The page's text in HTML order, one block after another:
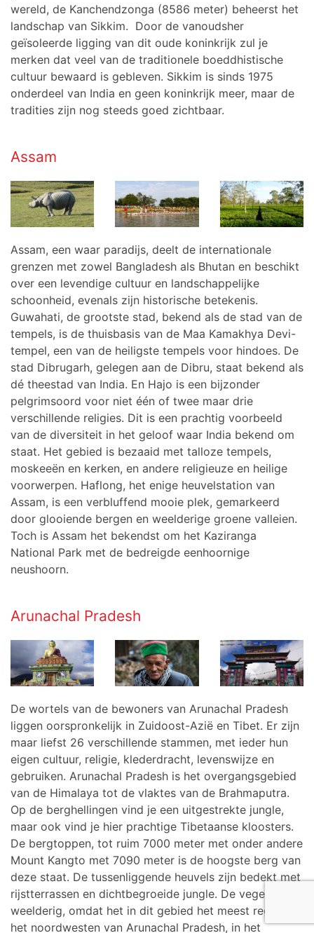
wereld, de Kanchendzonga (8586 meter) beheerst het
landschap van Sikkim. Door de vanoudsher
geïsoleerde ligging van dit oude koninkrijk zul je
merken dat veel van de traditionele boeddhistische
cultuur bewaard is gebleven. Sikkim is sinds 1975
onderdeel van India en geen koninkrijk meer, maar de
tradities zijn nog steeds goed zichtbaar.
Assam
Assam, een waar paradijs, deelt de internationale
grenzen met zowel Bangladesh als Bhutan en beschikt
over een levendige cultuur en landschappelijke
schoonheid, evenals zijn historische betekenis.
Guwahati, de grootste stad, bekend als de stad van de
tempels, is de thuisbasis van de Maa Kamakhya Devi-
tempel, een van de heiligste tempels voor hindoes. De
stad Dibrugarh, gelegen aan de Dibru, staat bekend als
dé theestad van India. En Hajo is een bijzonder
pelgrimsoord voor niet één of twee maar drie
verschillende religies. Dit is een prachtig voorbeeld
van de diversiteit in het geloof waar India bekend om
staat. Het gebied is bezaaid met talloze tempels,
moskeeën en kerken, en andere religieuze en heilige
voorwerpen. Haflong, het enige heuvelstation van
Assam, is een verbluffend mooie plek, gemarkeerd
door glooiende bergen en weelderige groene valleien.
Toch is Assam het bekendst om het Kaziranga
National Park met de bedreigde eenhoornige
neushoorn.
Arunachal Pradesh
De wortels van de bewoners van Arunachal Pradesh
liggen oorspronkelijk in Zuidoost-Azië en Tibet. Er zijn
maar liefst 26 verschillende stammen, met ieder hun
eigen cultuur, religie, klederdracht, levenswijze en
gebruiken. Arunachal Pradesh is het overgangsgebied
van de Himalaya tot de vlaktes van de Brahmaputra.
Op de berghellingen vind je een uitgestrekte jungle,
maar ook vind je hier prachtige Tibetaanse kloosters.
De bergtoppen, tot ruim 7000 meter met onder andere
Mount Kangto met 7090 meter is de hoogste berg van
deze staat. De tussenliggende heuvels zijn bedekt met
rijstterrassen en dichtbegroeide jungle. De vegetatie is
weelderig, omdat het in dit gebied het meest regent. In
het noordwesten van Arunachal Pradesh, in het